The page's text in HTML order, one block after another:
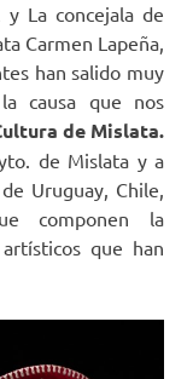
y La concejala de
Carmen Lapeña,
han salido muy
causa que nos
de Mislata.
de Mislata y a
Uruguay, Chile,
componen la
que han